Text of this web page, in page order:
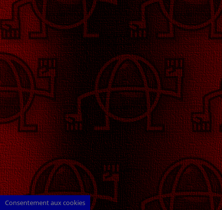
Consentement aux cookies